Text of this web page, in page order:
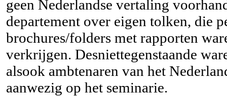
geen Nederlandse vertaling
departement over eigen tolken, die
brochures/folders met rapporten
verkrijgen. Desniettegenstaande
alsook ambtenaren van het
aanwezig op het seminarie.